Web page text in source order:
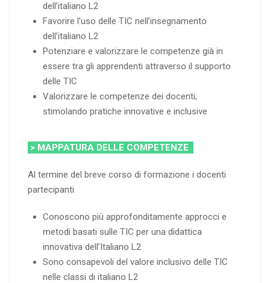
dell’italiano L2
Favorire l’uso delle TIC nell’insegnamento
dell’italiano L2
Potenziare e valorizzare le competenze già in
essere tra gli apprendenti attraverso il supporto
delle TIC
Valorizzare le competenze dei docenti,
stimolando pratiche innovative e inclusive
> MAPPATURA DELLE COMPETENZE
Al termine del breve corso di formazione i docenti
partecipanti
Conoscono più approfonditamente approcci e
metodi basati sulle TIC per una didattica
innovativa dell’Italiano L2
Sono consapevoli del valore inclusivo delle TIC
nelle classi di italiano L2